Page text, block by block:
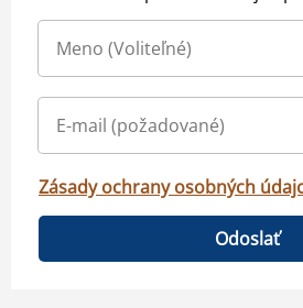
Zásady ochrany osobných
Odoslať